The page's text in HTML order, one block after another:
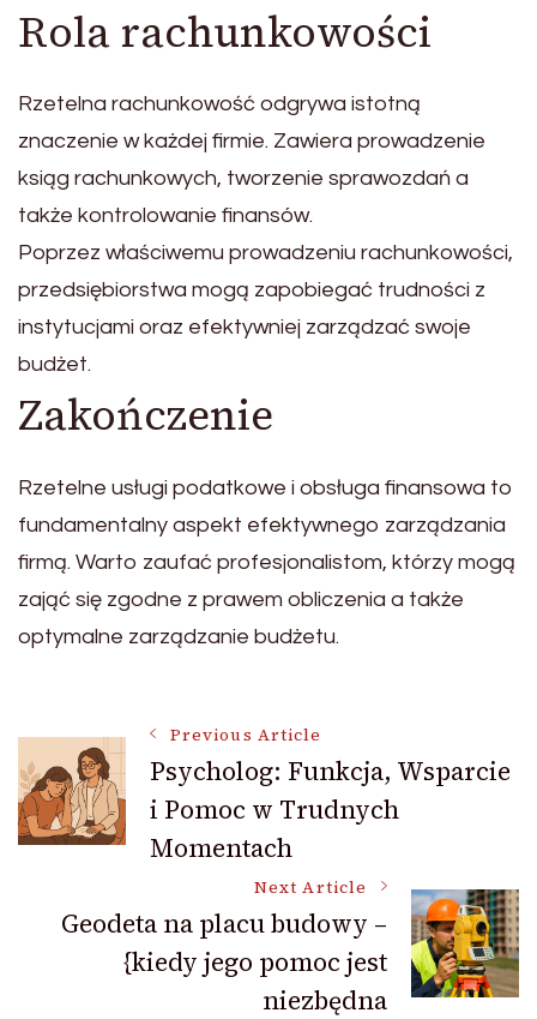
Rola rachunkowości
Rzetelna rachunkowość odgrywa istotną
znaczenie w każdej firmie. Zawiera prowadzenie
ksiąg rachunkowych, tworzenie sprawozdań a
także kontrolowanie finansów.
Poprzez właściwemu prowadzeniu rachunkowości,
przedsiębiorstwa mogą zapobiegać trudności z
instytucjami oraz efektywniej zarządzać swoje
budżet.
Zakończenie
Rzetelne usługi podatkowe i obsługa finansowa to
fundamentalny aspekt efektywnego zarządzania
firmą. Warto zaufać profesjonalistom, którzy mogą
zająć się zgodne z prawem obliczenia a także
optymalne zarządzanie budżetu.
Post
Navigation
Previous Article
Psycholog: Funkcja, Wsparcie
i Pomoc w Trudnych
Momentach
Next Article
Geodeta na placu budowy –
{kiedy jego pomoc jest
niezbędna